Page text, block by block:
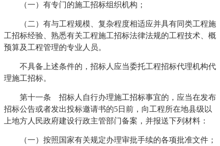
（一）有专门的施工招标组织机构；
（二）有与工程规模、复杂程度相适应并具有同类工程施
工招标经验、熟悉有关工程施工招标法律法规的工程技术、概
预算及工程管理的专业人员。
不具备上述条件的，招标人应当委托工程招标代理机构代
理施工招标。
第十一条 招标人自行办理施工招标事宜的，应当在发布
招标公告或者发出投标邀请书的5日前，向工程所在地县级以
上地方人民政府建设行政主管部门备案，并报送下列材料：
（一）按照国家有关规定办理审批手续的各项批准文件；